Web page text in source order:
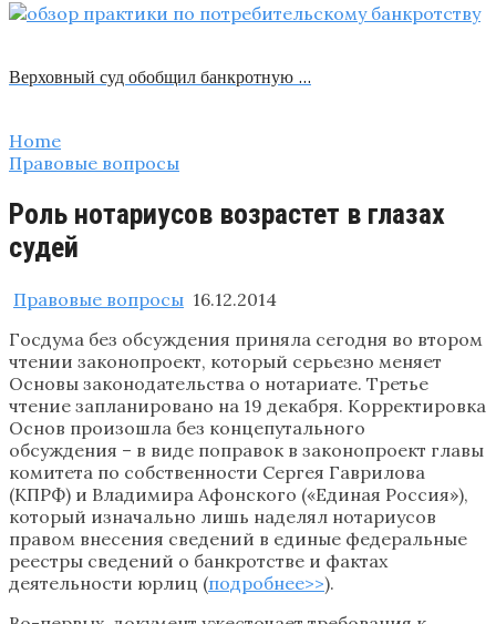
Верховный суд обобщил банкротную …
Home
Правовые вопросы
Роль нотариусов возрастет в глазах
судей
Правовые вопросы 16.12.2014
Госдума без обсуждения приняла сегодня во втором
чтении законопроект, который серьезно меняет
Основы законодательства о нотариате. Третье
чтение запланировано на 19 декабря. Корректировка
Основ произошла без концепутального
обсуждения – в виде поправок в законопроект главы
комитета по собственности Сергея Гаврилова
(КПРФ) и Владимира Афонского («Единая Россия»),
который изначально лишь наделял нотариусов
правом внесения сведений в единые федеральные
реестры сведений о банкротстве и фактах
деятельности юрлиц (подробнее>>).